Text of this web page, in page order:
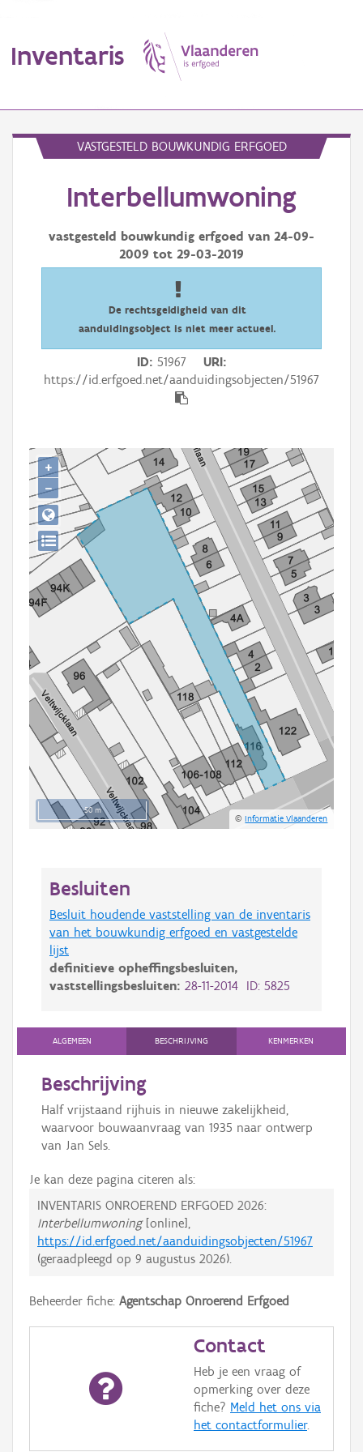
Inventaris
Erfgoedobject
Aanduidingsobject
Waarneming
Persoon of collectief
Aanmelden
VASTGESTELD BOUWKUNDIG ERFGOED
Interbellumwoning
vastgesteld bouwkundig erfgoed van 24-09-
2009 tot 29-03-2019
De rechtsgeldigheid van dit
aanduidingsobject is niet meer actueel.
ID 51967
URI
https://id.erfgoed.net/aanduidingsobjecten/51967
50 m
©Informatie Vlaanderen
+
−
Besluiten
Besluit houdende vaststelling van de inventaris
van het bouwkundig erfgoed en vastgestelde
lijst
definitieve opheffingsbesluiten,
vaststellingsbesluiten: 28-11-2014 ID: 5825
ALGEMEEN BESCHRIJVING KENMERKEN
Beschrijving
Half vrijstaand rijhuis in nieuwe zakelijkheid,
waarvoor bouwaanvraag van 1935 naar ontwerp
van Jan Sels.
Je kan deze pagina citeren als:
INVENTARIS ONROEREND ERFGOED 2026:
Interbellumwoning[online],
https://id.erfgoed.net/aanduidingsobjecten/51967
(geraadpleegd op 9 augustus 2026).
Beheerder fiche: Agentschap Onroerend Erfgoed
Contact
Heb je een vraag of
opmerking over deze
fiche? Meld het ons via
het contactformulier.